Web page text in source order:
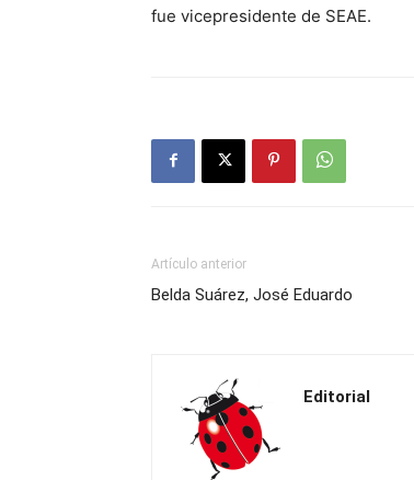
fue vicepresidente de SEAE.
Artículo anterior
Belda Suárez, José Eduardo
Editorial